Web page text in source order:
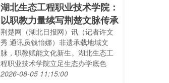
湖北生态工程职业技术学院：
以职教力量续写荆楚文脉传承
荆楚网（湖北日报网）讯（记者许文
秀 通讯员钱怡娜）非遗承载地域文
脉，职教赋能文化新生。湖北生态工
程职业技术学院立足生态办学底色
2026-08-05 11:15:00